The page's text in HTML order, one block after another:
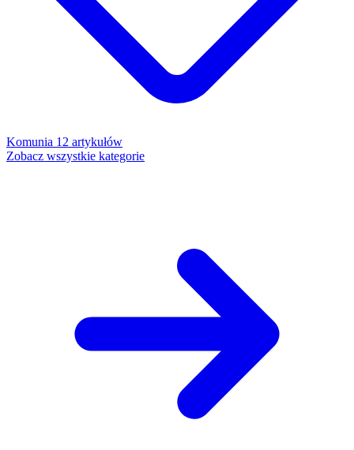
Komunia 12 artykułów
Zobacz wszystkie kategorie